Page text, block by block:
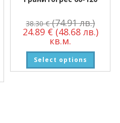
38.30€ (74.91 лв.)
24.89 € (48.68 лв.)
кв.м.
Select options